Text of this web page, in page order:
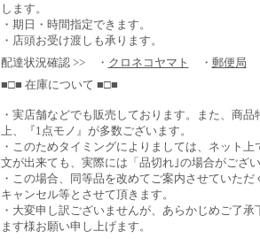
します。
・期日・時間指定できます。
・店頭お受け渡しも承ります。
配達状況確認 >> ・ クロネコヤマト ・ 郵便局
■□■ 在庫について ■□■
・実店舗などでも販売しております。また、商品
上、『1点モノ』が多数ございます。
・このためタイミングによりましては、ネット上
文が出来ても、実際には「品切れ｣の場合がござい
・この場合、同等品を改めてご案内させていただ
キャンセル等とさせて頂きます。
・大変申し訳ございませんが、あらかじめご了承
ます様お願い申し上げます。